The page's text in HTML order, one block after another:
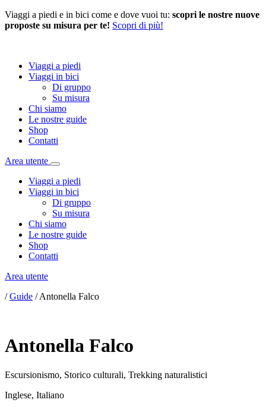
Viaggi a piedi e in bici come e dove vuoi tu: scopri le nostre nuove
proposte su misura per te! Scopri di più!
Viaggi a piedi
Viaggi in bici
Di gruppo
Su misura
Chi siamo
Le nostre guide
Shop
Contatti
Area utente
Viaggi a piedi
Viaggi in bici
Di gruppo
Su misura
Chi siamo
Le nostre guide
Shop
Contatti
Area utente
/Guide /Antonella Falco
Antonella Falco
Escursionismo, Storico culturali, Trekking naturalistici
Inglese, Italiano